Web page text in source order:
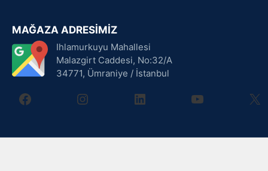
MAĞAZA ADRESİMİZ
Ihlamurkuyu Mahallesi
Malazgirt Caddesi, No:32/A
34771, Ümraniye / İstanbul
facebookinstagramlinkedin youtube X